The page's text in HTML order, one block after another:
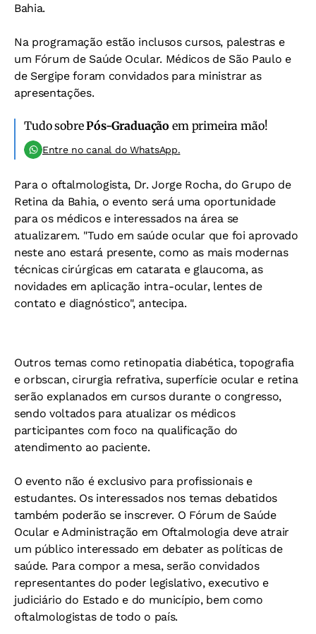
Bahia.
Na programação estão inclusos cursos, palestras e
um Fórum de Saúde Ocular. Médicos de São Paulo e
de Sergipe foram convidados para ministrar as
apresentações.
Tudo sobrePós-Graduação em primeira mão!
Entre no canal do WhatsApp.
Para o oftalmologista, Dr. Jorge Rocha, do Grupo de
Retina da Bahia, o evento será uma oportunidade
para os médicos e interessados na área se
atualizarem. "Tudo em saúde ocular que foi aprovado
neste ano estará presente, como as mais modernas
técnicas cirúrgicas em catarata e glaucoma, as
novidades em aplicação intra-ocular, lentes de
contato e diagnóstico", antecipa.
Outros temas como retinopatia diabética, topografia
e orbscan, cirurgia refrativa, superfície ocular e retina
serão explanados em cursos durante o congresso,
sendo voltados para atualizar os médicos
participantes com foco na qualificação do
atendimento ao paciente.
O evento não é exclusivo para profissionais e
estudantes. Os interessados nos temas debatidos
também poderão se inscrever. O Fórum de Saúde
Ocular e Administração em Oftalmologia deve atrair
um público interessado em debater as políticas de
saúde. Para compor a mesa, serão convidados
representantes do poder legislativo, executivo e
judiciário do Estado e do município, bem como
oftalmologistas de todo o país.